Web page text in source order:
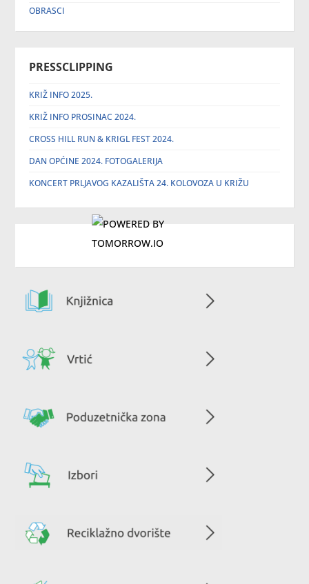
OBRASCI
PRESSCLIPPING
KRIŽ INFO 2025.
KRIŽ INFO PROSINAC 2024.
CROSS HILL RUN & KRIGL FEST 2024.
DAN OPĆINE 2024. FOTOGALERIJA
KONCERT PRLJAVOG KAZALIŠTA 24. KOLOVOZA U KRIŽU